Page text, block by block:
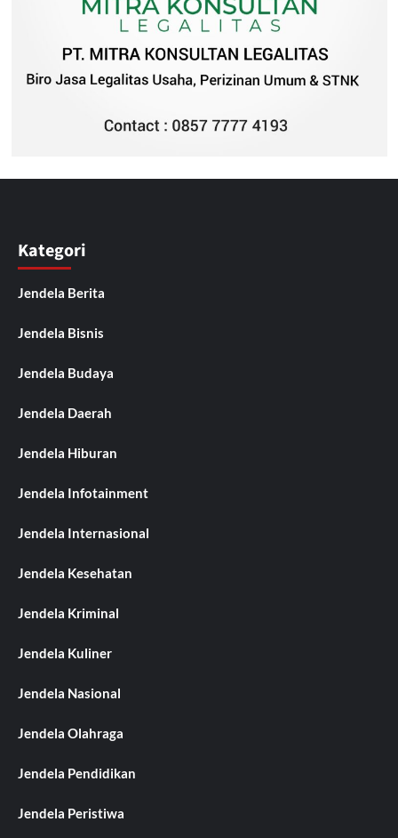
Kategori
Jendela Berita
Jendela Bisnis
Jendela Budaya
Jendela Daerah
Jendela Hiburan
Jendela Infotainment
Jendela Internasional
Jendela Kesehatan
Jendela Kriminal
Jendela Kuliner
Jendela Nasional
Jendela Olahraga
Jendela Pendidikan
Jendela Peristiwa